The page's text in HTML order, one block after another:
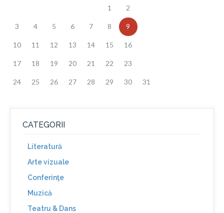
1 2
3 4 5 6 7 8 9
10 11 12 13 14 15 16
17 18 19 20 21 22 23
24 25 26 27 28 29 30 31
CATEGORII
Literatură
Arte vizuale
Conferinţe
Muzică
Teatru & Dans